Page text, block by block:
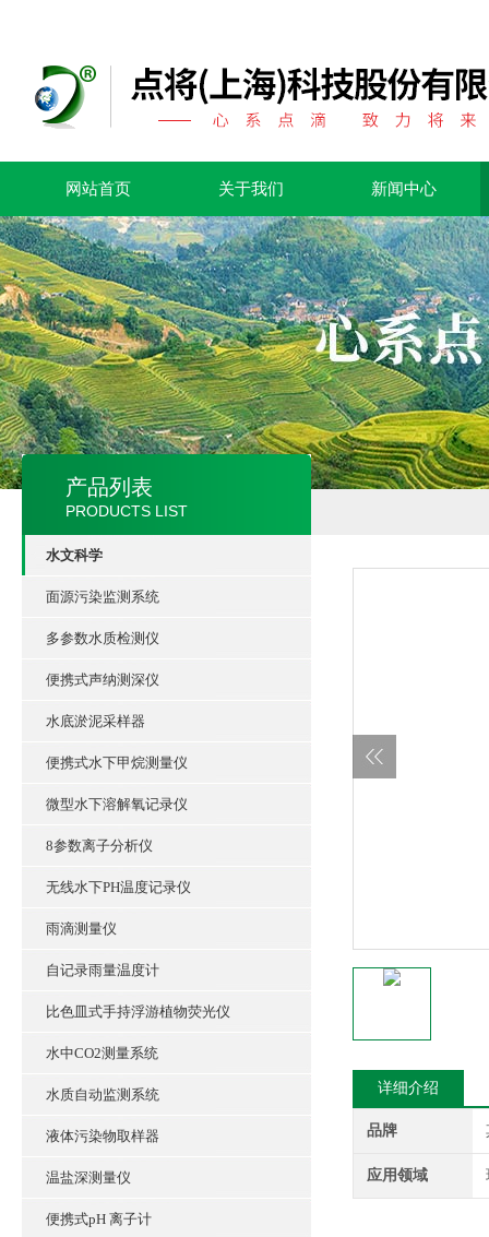
网站首页 关于我们 新闻中心
产品列表
PRODUCTS LIST
水文科学
面源污染监测系统
多参数水质检测仪
便携式声纳测深仪
水底淤泥采样器
便携式水下甲烷测量仪
微型水下溶解氧记录仪
8参数离子分析仪
无线水下PH温度记录仪
雨滴测量仪
自记录雨量温度计
比色皿式手持浮游植物荧光仪
水中CO2测量系统
水质自动监测系统
液体污染物取样器
温盐深测量仪
便携式pH 离子计
详细介绍
品牌
应用领域